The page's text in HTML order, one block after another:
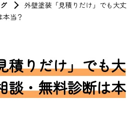
外壁塗装「見積りだけ」でも大丈
当？
積りだけ」でも大
談・無料診断は本